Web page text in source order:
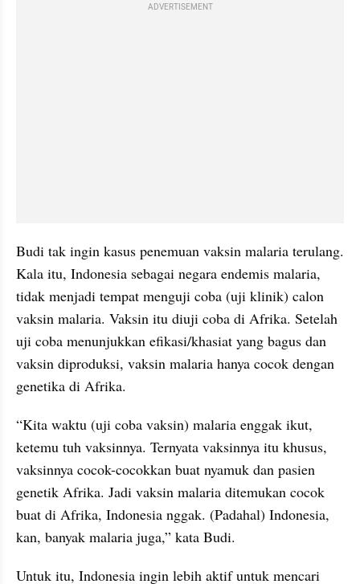
ADVERTISEMENT
Budi tak ingin kasus penemuan vaksin malaria terulang.
Kala itu, Indonesia sebagai negara endemis malaria,
tidak menjadi tempat menguji coba (uji klinik) calon
vaksin malaria. Vaksin itu diuji coba di Afrika. Setelah
uji coba menunjukkan efikasi/khasiat yang bagus dan
vaksin diproduksi, vaksin malaria hanya cocok dengan
genetika di Afrika.
“Kita waktu (uji coba vaksin) malaria enggak ikut,
ketemu tuh vaksinnya. Ternyata vaksinnya itu khusus,
vaksinnya cocok-cocokkan buat nyamuk dan pasien
genetik Afrika. Jadi vaksin malaria ditemukan cocok
buat di Afrika, Indonesia nggak. (Padahal) Indonesia,
kan, banyak malaria juga,” kata Budi.
Untuk itu, Indonesia ingin lebih aktif untuk mencari